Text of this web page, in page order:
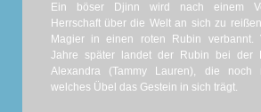
Ein böser Djinn wird nach einem
Herrschaft über die Welt an sich zu
Magier in einen roten Rubin verbannt.
Jahre später landet der Rubin bei der
Alexandra (Tammy Lauren), die noch
welches Übel das Gestein in sich trägt.